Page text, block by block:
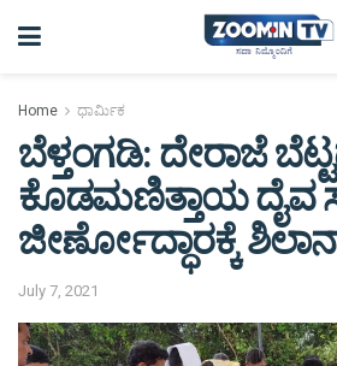
Home ಧಾರ್ಮಿಕ
ಬೆಳ್ತಂಗಡಿ: ದೇರಾಜೆ
ಕೊಡಮಣಿತ್ತಾಯ ದೈವ
ಜೀರ್ಣೋದ್ಧಾರಕ್ಕೆ
July 7, 2021